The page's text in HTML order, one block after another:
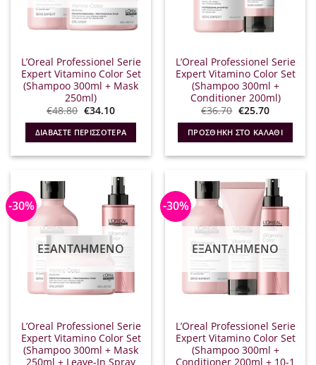
L’Oreal Professionel Serie
Expert Vitamino Color Set
(Shampoo 300ml + Mask
250ml)
€48.80 Original
price
was:
€48.80.
€34.10Η
τιμή
είναι:
€34.10.
ΔΙΑΒΆΣΤΕ ΠΕΡΙΣΣΌΤΕΡΑ
L’Oreal Professionel Serie
Expert Vitamino Color Set
(Shampoo 300ml +
Conditioner 200ml)
€36.70 Original
price
was:
€36.70.
€25.70Η
τιμή
είναι:
€25.70.
ΠΡΟΣΘΉΚΗ ΣΤΟ ΚΑΛΆΘΙ
-30%
ΕΞΑΝΤΛΗΜΈΝΟ
L’Oreal Professionel Serie
Expert Vitamino Color Set
(Shampoo 300ml + Mask
250ml + Leave-In Spray
-30%
ΕΞΑΝΤΛΗΜΈΝΟ
L’Oreal Professionel Serie
Expert Vitamino Color Set
(Shampoo 300ml +
Conditioner 200ml + 10-1